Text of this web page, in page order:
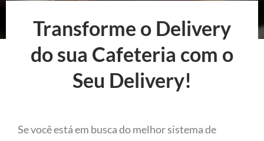
Transforme o Delivery
do sua Cafeteria com o
Seu Delivery!
Se você está em busca do melhor sistema de